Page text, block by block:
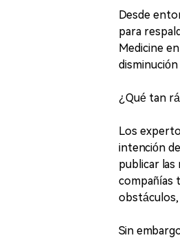
Desde
para
Medicine
¿Qué tan
Los
intención
publicar las
compañías
Sin